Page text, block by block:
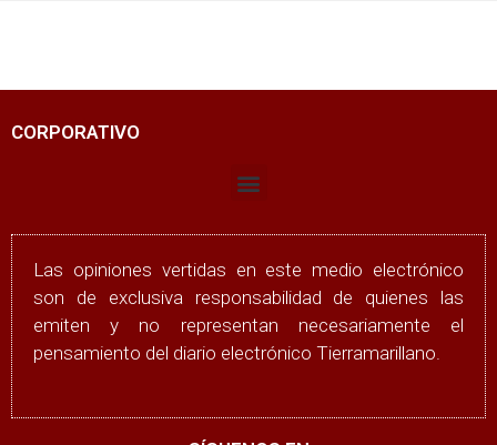
CORPORATIVO
Las opiniones vertidas en este medio electrónico
son de exclusiva responsabilidad de quienes las
emiten y no representan necesariamente el
pensamiento del diario electrónico Tierramarillano.